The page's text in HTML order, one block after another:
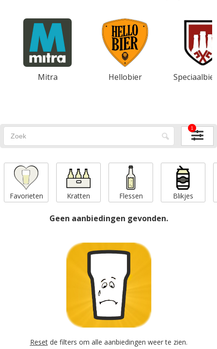
Mitra Hellobier
1
Favorieten Kratten Flessen Blikjes
Geen aanbiedingen gevonden.
Resetde filters om alle aanbiedingen weer te zien.